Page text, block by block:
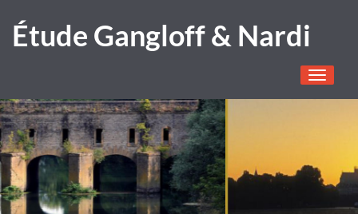
Étude Gangloff & Nardi
Toggle